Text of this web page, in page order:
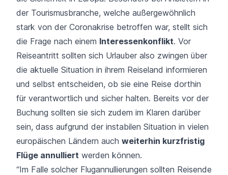
der Tourismusbranche, welche außergewöhnlich
stark von der Coronakrise betroffen war, stellt sich
die Frage nach einem Interessenkonflikt. Vor
Reiseantritt sollten sich Urlauber also zwingen über
die aktuelle Situation in ihrem Reiseland informieren
und selbst entscheiden, ob sie eine Reise dorthin
für verantwortlich und sicher halten. Bereits vor der
Buchung sollten sie sich zudem im Klaren darüber
sein, dass aufgrund der instabilen Situation in vielen
europäischen Ländern auch weiterhin kurzfristig
Flüge annulliert werden können.
“Im Falle solcher Flugannullierungen sollten Reisende